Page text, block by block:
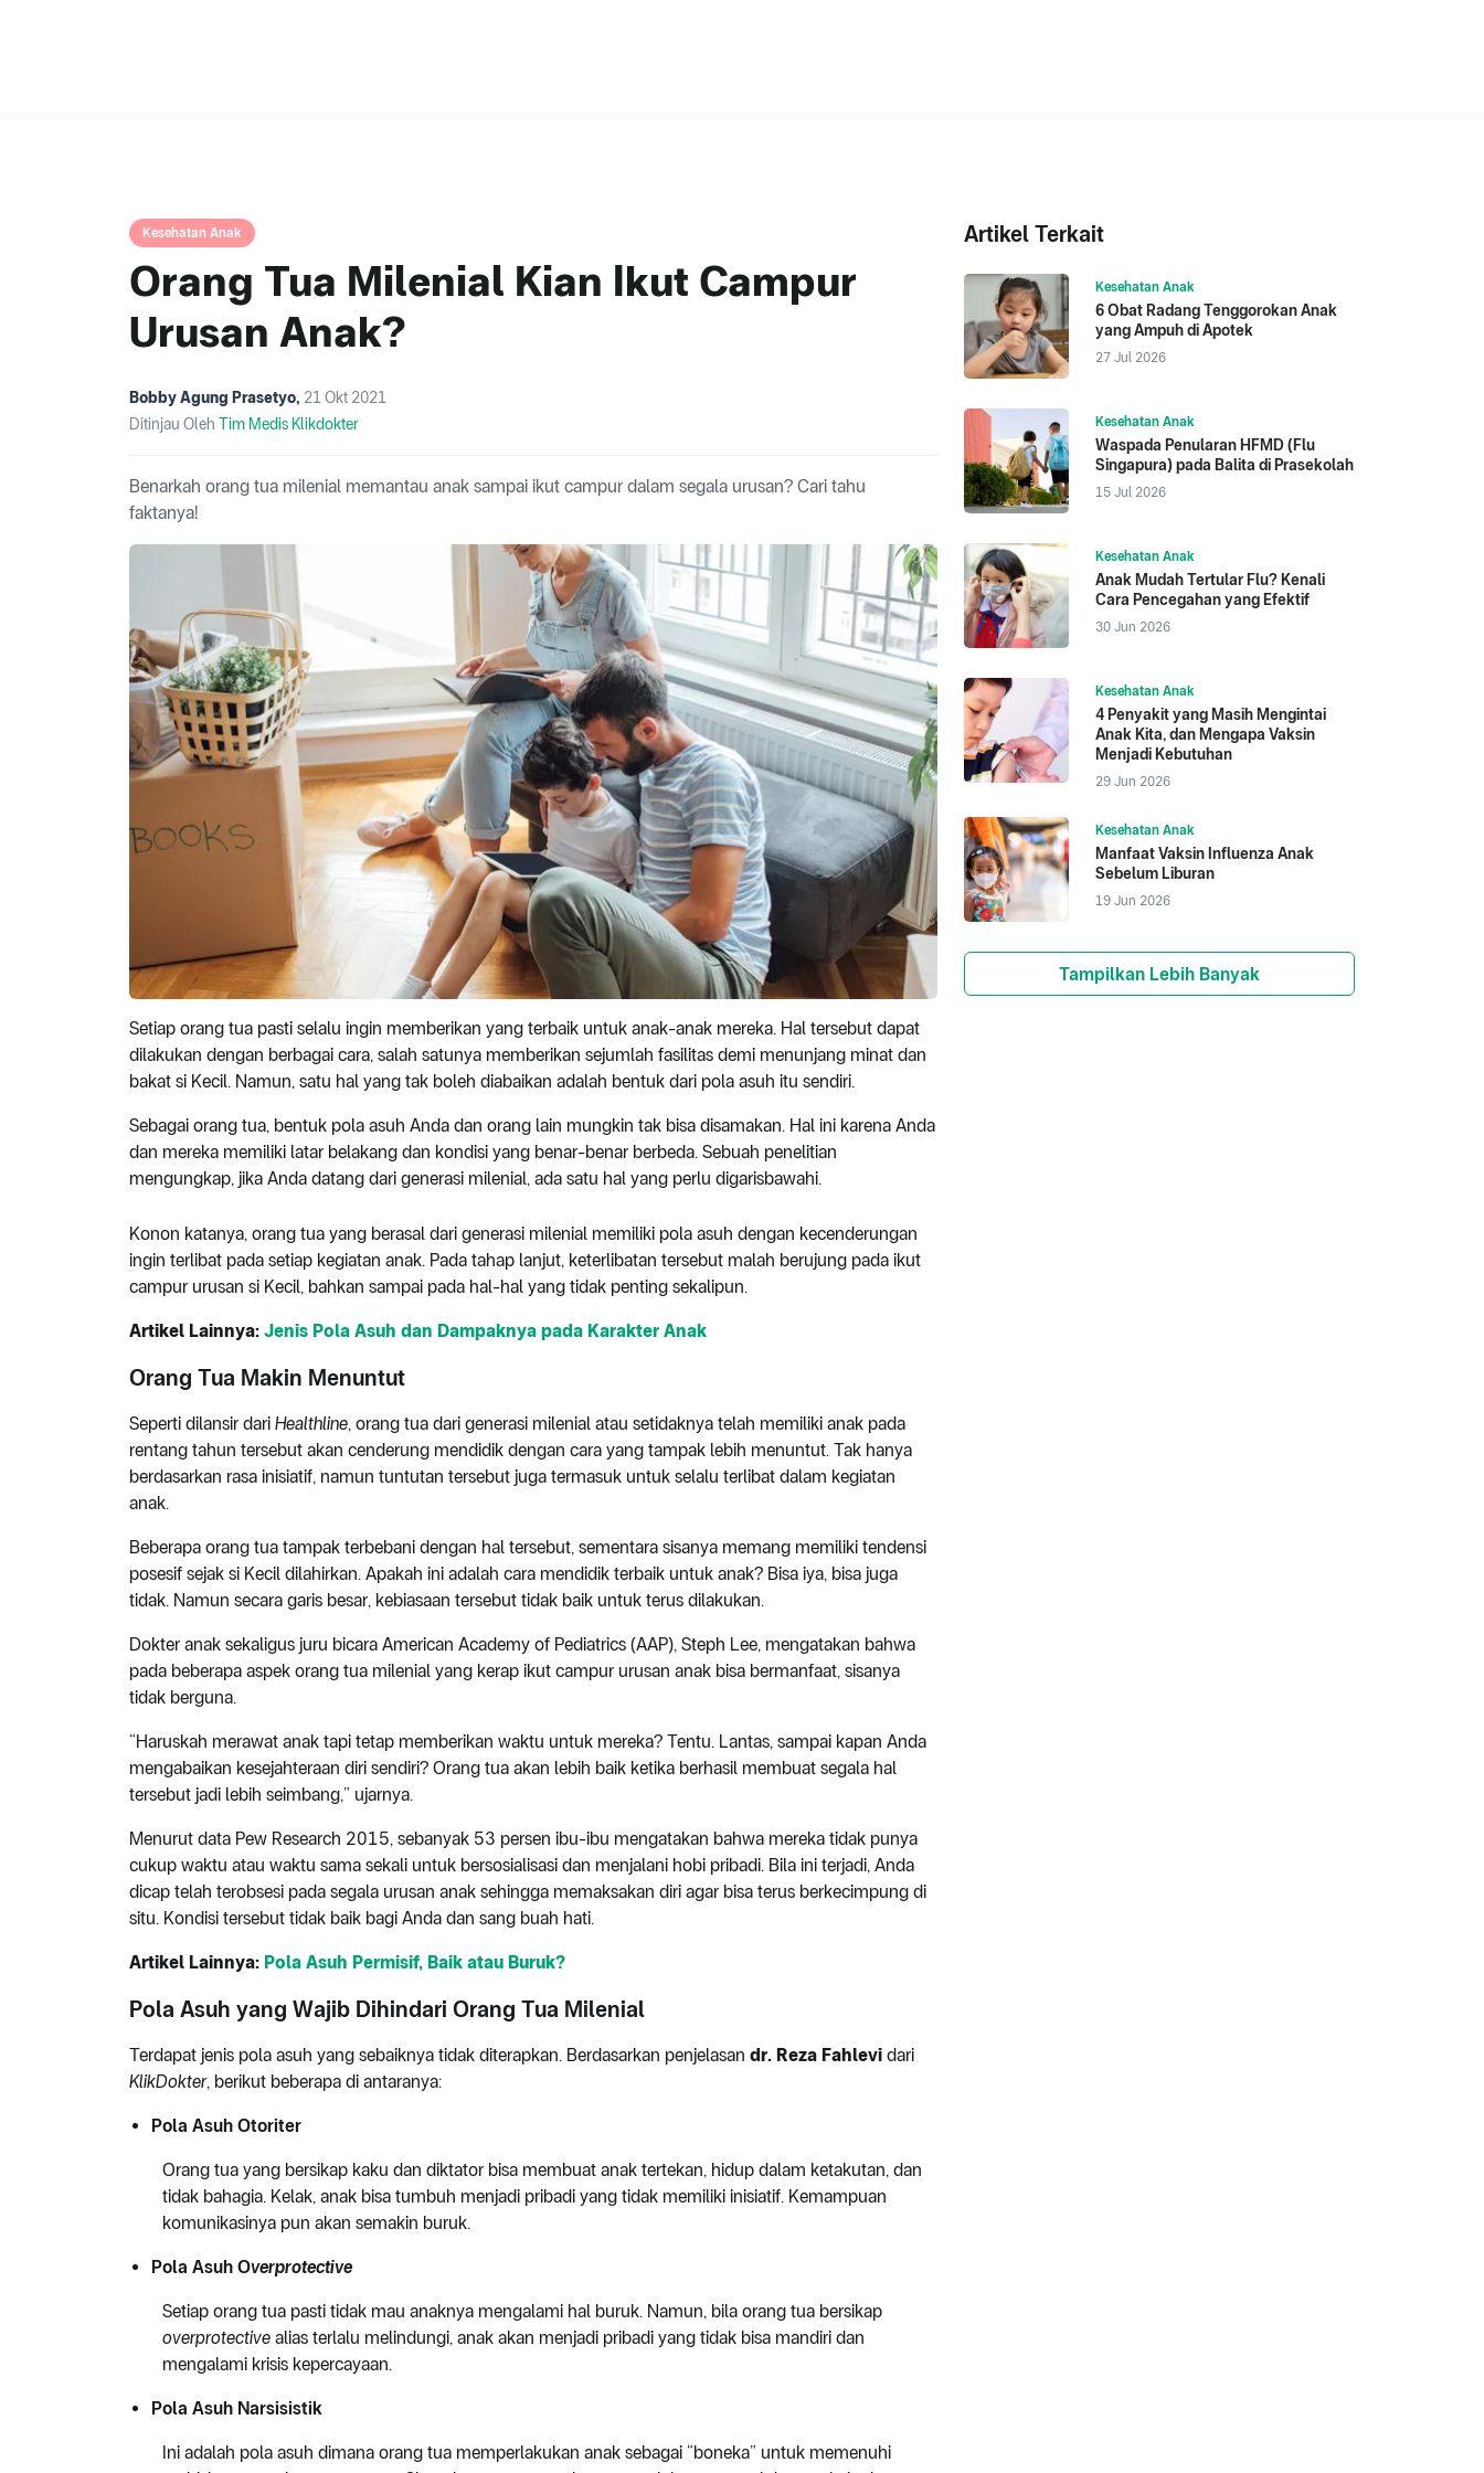
Kesehatan Anak
Orang Tua Milenial Kian Ikut Campur
Urusan Anak?
Bobby Agung Prasetyo, 21 Okt 2021
Ditinjau Oleh Tim Medis Klikdokter
Benarkah orang tua milenial memantau anak sampai ikut campur dalam segala urusan? Cari tahu
faktanya!
Setiap orang tua pasti selalu ingin memberikan yang terbaik untuk anak-anak mereka. Hal tersebut dapat
dilakukan dengan berbagai cara, salah satunya memberikan sejumlah fasilitas demi menunjang minat dan
bakat si Kecil. Namun, satu hal yang tak boleh diabaikan adalah bentuk dari pola asuh itu sendiri.
Sebagai orang tua, bentuk pola asuh Anda dan orang lain mungkin tak bisa disamakan. Hal ini karena Anda
dan mereka memiliki latar belakang dan kondisi yang benar-benar berbeda. Sebuah penelitian
mengungkap, jika Anda datang dari generasi milenial, ada satu hal yang perlu digarisbawahi.
Konon katanya, orang tua yang berasal dari generasi milenial memiliki pola asuh dengan kecenderungan
ingin terlibat pada setiap kegiatan anak. Pada tahap lanjut, keterlibatan tersebut malah berujung pada ikut
campur urusan si Kecil, bahkan sampai pada hal-hal yang tidak penting sekalipun.
Artikel Lainnya: Jenis Pola Asuh dan Dampaknya pada Karakter Anak
Orang Tua Makin Menuntut
Seperti dilansir dari Healthline, orang tua dari generasi milenial atau setidaknya telah memiliki anak pada
rentang tahun tersebut akan cenderung mendidik dengan cara yang tampak lebih menuntut. Tak hanya
berdasarkan rasa inisiatif, namun tuntutan tersebut juga termasuk untuk selalu terlibat dalam kegiatan
anak.
Beberapa orang tua tampak terbebani dengan hal tersebut, sementara sisanya memang memiliki tendensi
posesif sejak si Kecil dilahirkan. Apakah ini adalah cara mendidik terbaik untuk anak? Bisa iya, bisa juga
tidak. Namun secara garis besar, kebiasaan tersebut tidak baik untuk terus dilakukan.
Dokter anak sekaligus juru bicara American Academy of Pediatrics (AAP), Steph Lee, mengatakan bahwa
pada beberapa aspek orang tua milenial yang kerap ikut campur urusan anak bisa bermanfaat, sisanya
tidak berguna.
“Haruskah merawat anak tapi tetap memberikan waktu untuk mereka? Tentu. Lantas, sampai kapan Anda
mengabaikan kesejahteraan diri sendiri? Orang tua akan lebih baik ketika berhasil membuat segala hal
tersebut jadi lebih seimbang,” ujarnya.
Menurut data Pew Research 2015, sebanyak 53 persen ibu-ibu mengatakan bahwa mereka tidak punya
cukup waktu atau waktu sama sekali untuk bersosialisasi dan menjalani hobi pribadi. Bila ini terjadi, Anda
dicap telah terobsesi pada segala urusan anak sehingga memaksakan diri agar bisa terus berkecimpung di
situ. Kondisi tersebut tidak baik bagi Anda dan sang buah hati.
Artikel Lainnya: Pola Asuh Permisif, Baik atau Buruk?
Pola Asuh yang Wajib Dihindari Orang Tua Milenial
Terdapat jenis pola asuh yang sebaiknya tidak diterapkan. Berdasarkan penjelasan dr. Reza Fahlevi dari
KlikDokter, berikut beberapa di antaranya:
Pola Asuh Otoriter
Orang tua yang bersikap kaku dan diktator bisa membuat anak tertekan, hidup dalam ketakutan, dan
tidak bahagia. Kelak, anak bisa tumbuh menjadi pribadi yang tidak memiliki inisiatif. Kemampuan
komunikasinya pun akan semakin buruk.
Pola Asuh Overprotective
Setiap orang tua pasti tidak mau anaknya mengalami hal buruk. Namun, bila orang tua bersikap
overprotective alias terlalu melindungi, anak akan menjadi pribadi yang tidak bisa mandiri dan
mengalami krisis kepercayaan.
Pola Asuh Narsisistik
Ini adalah pola asuh dimana orang tua memperlakukan anak sebagai “boneka” untuk memenuhi
Artikel Terkait
Kesehatan Anak
6 Obat Radang Tenggorokan Anak
yang Ampuh di Apotek
27 Jul 2026
Kesehatan Anak
Waspada Penularan HFMD (Flu
Singapura) pada Balita di Prasekolah
15 Jul 2026
Kesehatan Anak
Anak Mudah Tertular Flu? Kenali
Cara Pencegahan yang Efektif
30 Jun 2026
Kesehatan Anak
4 Penyakit yang Masih Mengintai
Anak Kita, dan Mengapa Vaksin
Menjadi Kebutuhan
29 Jun 2026
Kesehatan Anak
Manfaat Vaksin Influenza Anak
Sebelum Liburan
19 Jun 2026
Tampilkan Lebih Banyak